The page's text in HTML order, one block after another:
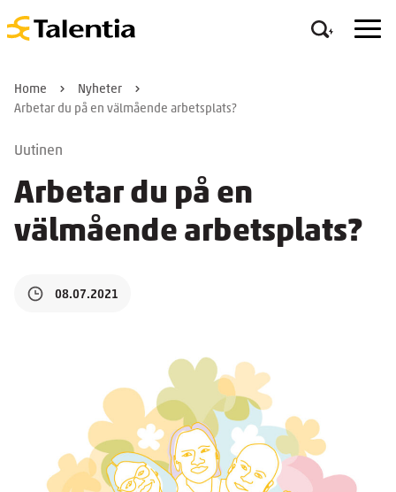
Home
Nyheter
Arbetar du på en välmående arbetsplats?
Uutinen
Arbetar du på en
välmående arbetsplats?
08.07.2021